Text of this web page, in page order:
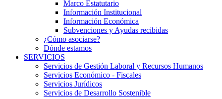
Marco Estatutario
Información Institucional
Información Económica
Subvenciones y Ayudas recibidas
¿Cómo asociarse?
Dónde estamos
SERVICIOS
Servicios de Gestión Laboral y Recursos Humanos
Servicios Económico - Fiscales
Servicios Jurídicos
Servicios de Desarrollo Sostenible